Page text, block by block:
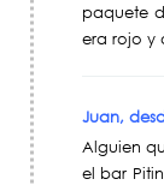
paquete
era rojo y
Juan,
Alguien
el bar